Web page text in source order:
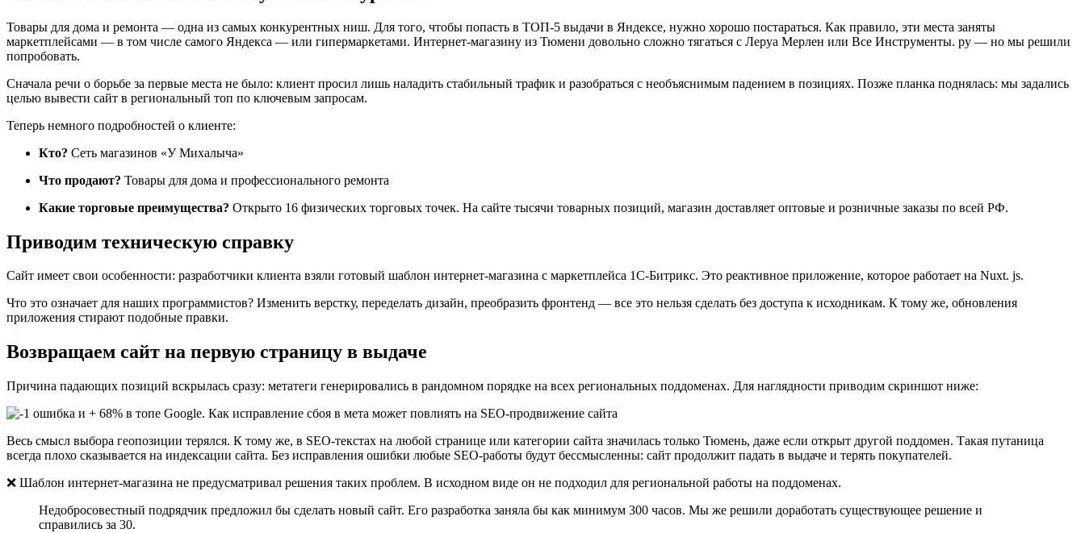
Товары для дома и ремонта — одна из самых конкурентных ниш. Для того, чтобы попасть в ТОП-5 выдачи в Яндексе, нужно хорошо постараться. Как правило, эти места заняты
маркетплейсами — в том числе самого Яндекса — или гипермаркетами. Интернет-магазину из Тюмени довольно сложно тягаться с Леруа Мерлен или Все Инструменты. ру — но мы решили
попробовать.
Сначала речи о борьбе за первые места не было: клиент просил лишь наладить стабильный трафик и разобраться с необъяснимым падением в позициях. Позже планка поднялась: мы задались
целью вывести сайт в региональный топ по ключевым запросам.
Теперь немного подробностей о клиенте:
Кто? Сеть магазинов «У Михалыча»
Что продают? Товары для дома и профессионального ремонта
Какие торговые преимущества? Открыто 16 физических торговых точек. На сайте тысячи товарных позиций, магазин доставляет оптовые и розничные заказы по всей РФ.
Приводим техническую справку
Сайт имеет свои особенности: разработчики клиента взяли готовый шаблон интернет-магазина с маркетплейса 1С-Битрикс. Это реактивное приложение, которое работает на Nuxt. js.
Что это означает для наших программистов? Изменить верстку, переделать дизайн, преобразить фронтенд — все это нельзя сделать без доступа к исходникам. К тому же, обновления
приложения стирают подобные правки.
Возвращаем сайт на первую страницу в выдаче
Причина падающих позиций вскрылась сразу: метатеги генерировались в рандомном порядке на всех региональных поддоменах. Для наглядности приводим скриншот ниже:
Весь смысл выбора геопозиции терялся. К тому же, в SEO-текстах на любой странице или категории сайта значилась только Тюмень, даже если открыт другой поддомен. Такая путаница
всегда плохо сказывается на индексации сайта. Без исправления ошибки любые SEO-работы будут бессмысленны: сайт продолжит падать в выдаче и терять покупателей.
❌ Шаблон интернет-магазина не предусматривал решения таких проблем. В исходном виде он не подходил для региональной работы на поддоменах.
Недобросовестный подрядчик предложил бы сделать новый сайт. Его разработка заняла бы как минимум 300 часов. Мы же решили доработать существующее решение и
справились за 30.